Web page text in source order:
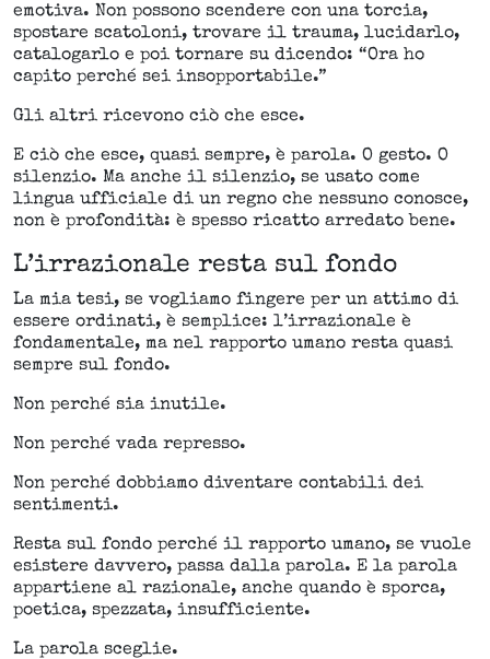
emotiva. Non possono scendere con una torcia,
spostare scatoloni, trovare il trauma, lucidarlo,
catalogarlo e poi tornare su dicendo: “Ora ho
capito perché sei insopportabile.”
Gli altri ricevono ciò che esce.
E ciò che esce, quasi sempre, è parola. O gesto. O
silenzio. Ma anche il silenzio, se usato come
lingua ufficiale di un regno che nessuno conosce,
non è profondità: è spesso ricatto arredato bene.
L’irrazionale resta sul fondo
La mia tesi, se vogliamo fingere per un attimo di
essere ordinati, è semplice: l’irrazionale è
fondamentale, ma nel rapporto umano resta quasi
sempre sul fondo.
Non perché sia inutile.
Non perché vada represso.
Non perché dobbiamo diventare contabili dei
sentimenti.
Resta sul fondo perché il rapporto umano, se vuole
esistere davvero, passa dalla parola. E la parola
appartiene al razionale, anche quando è sporca,
poetica, spezzata, insufficiente.
La parola sceglie.